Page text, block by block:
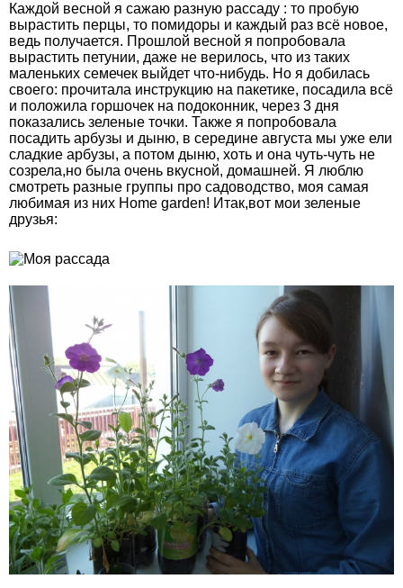
Каждой весной я сажаю разную рассаду : то пробую
вырастить перцы, то помидоры и каждый раз всё новое,
ведь получается. Прошлой весной я попробовала
вырастить петунии, даже не верилось, что из таких
маленьких семечек выйдет что-нибудь. Но я добилась
своего: прочитала инструкцию на пакетике, посадила всё
и положила горшочек на подоконник, через 3 дня
показались зеленые точки. Также я попробовала
посадить арбузы и дыню, в середине августа мы уже ели
сладкие арбузы, а потом дыню, хоть и она чуть-чуть не
созрела,но была очень вкусной, домашней. Я люблю
смотреть разные группы про садоводство, моя самая
любимая из них Home garden! Итак,вот мои зеленые
друзья: